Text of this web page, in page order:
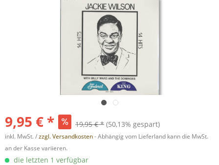
9,95 € * 19,95 € * (50,13% gespart)
inkl. MwSt. /zzgl. Versandkosten- Abhängig vom Lieferland kann die MwSt.
an der Kasse variieren.
die letzten 1 verfügbar